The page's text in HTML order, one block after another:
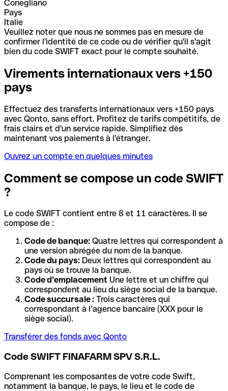
Conegliano
Pays
Italie
Veuillez noter que nous ne sommes pas en mesure de
confirmer l'identité de ce code ou de vérifier qu'il s'agit
bien du code SWIFT exact pour le compte souhaité.
Virements internationaux vers +150
pays
Effectuez des transferts internationaux vers +150 pays
avec Qonto, sans effort. Profitez de tarifs compétitifs, de
frais clairs et d'un service rapide. Simplifiez dès
maintenant vos paiements à l'étranger.
Ouvrez un compte en quelques minutes
Comment se compose un code SWIFT
?
Le code SWIFT contient entre 8 et 11 caractères. Il se
compose de :
Code de banque: Quatre lettres qui correspondent à
une version abrégée du nom de la banque.
Code du pays: Deux lettres qui correspondent au
pays où se trouve la banque.
Code d’emplacement Une lettre et un chiffre qui
correspondent au lieu du siège social de la banque.
Code succursale : Trois caractères qui
correspondant à l’agence bancaire (XXX pour le
siège social).
Transférer des fonds avec Qonto
Code SWIFT FINAFARM SPV S.R.L.
Comprenant les composantes de votre code Swift,
notamment la banque, le pays, le lieu et le code de